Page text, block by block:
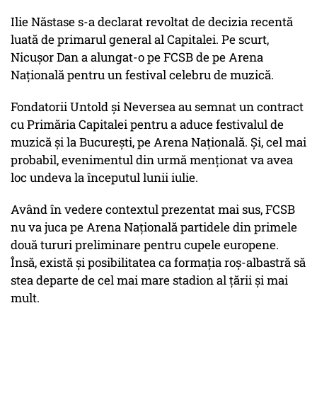
Ilie Năstase s-a declarat revoltat de decizia recentă
luată de primarul general al Capitalei. Pe scurt,
Nicușor Dan a alungat-o pe FCSB de pe Arena
Națională pentru un festival celebru de muzică.
Fondatorii Untold și Neversea au semnat un contract
cu Primăria Capitalei pentru a aduce festivalul de
muzică și la București, pe Arena Națională. Și, cel mai
probabil, evenimentul din urmă menționat va avea
loc undeva la începutul lunii iulie.
Având în vedere contextul prezentat mai sus, FCSB
nu va juca pe Arena Națională partidele din primele
două tururi preliminare pentru cupele europene.
Însă, există și posibilitatea ca formația roș-albastră să
stea departe de cel mai mare stadion al țării și mai
mult.